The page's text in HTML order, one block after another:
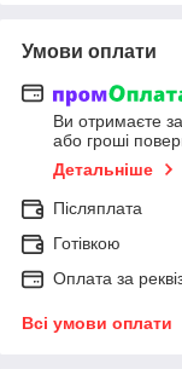
Умови оплати
Ви отримаєте
або гроші
Детальніше
Післяплата
Готівкою
Оплата за
Всі умови оплати